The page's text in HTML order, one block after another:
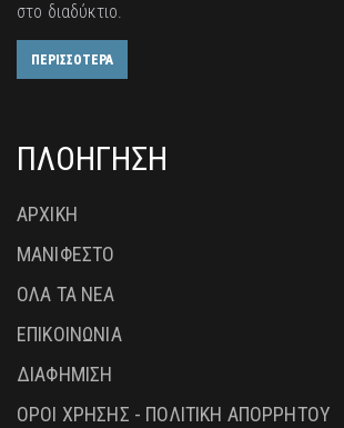
στο διαδύκτιο.
ΠΕΡΙΣΣΟΤΕΡΑ
ΠΛΟΗΓΗΣΗ
ΑΡΧΙΚΗ
ΜΑΝΙΦΕΣΤΟ
ΟΛΑ ΤΑ ΝΕΑ
ΕΠΙΚΟΙΝΩΝΙΑ
ΔΙΑΦΗΜΙΣΗ
ΟΡΟΙ ΧΡΗΣΗΣ - ΠΟΛΙΤΙΚΗ ΑΠΟΡΡΗΤΟΥ